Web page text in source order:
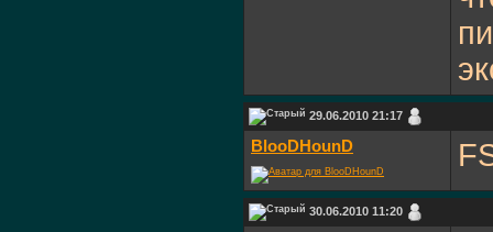
29.06.2010 21:17
BlooDHounD
30.06.2010 11:20